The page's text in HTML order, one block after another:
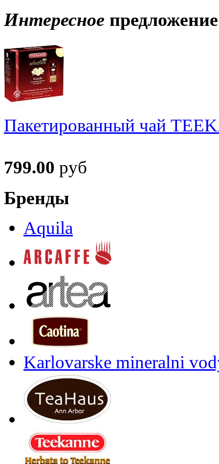
Интересное предложение
Пакетированный чай
799.00 руб
Бренды
Aquila
Karlovarske mineralni